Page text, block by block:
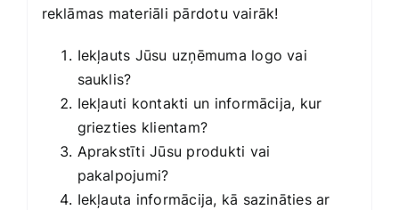
reklāmas materiāli pārdotu vairāk!
Iekļauts Jūsu uzņēmuma logo vai
sauklis?
Iekļauti kontakti un informācija, kur
griezties klientam?
Aprakstīti Jūsu produkti vai
pakalpojumi?
Iekļauta informācija, kā sazināties ar